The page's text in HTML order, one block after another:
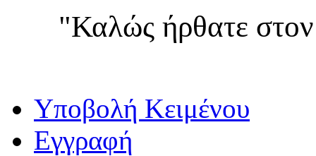
"Καλώς ήρθατε
Yποβολή Κειμένου
Εγγραφή